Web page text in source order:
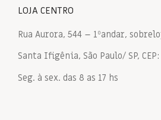
LOJA CENTRO
Rua Aurora, 544 – 1ºandar,
Santa Ifigênia, São Paulo/ SP,
Seg. à sex. das 8 as 17 hs